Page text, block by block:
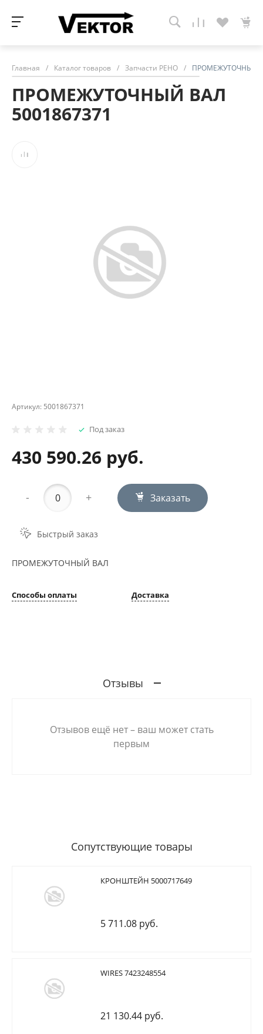
Главная / Каталог товаров / Запчасти РЕНО / ПРОМЕЖУТОЧНЫЙ
ПРОМЕЖУТОЧНЫЙ ВАЛ
5001867371
Артикул: 5001867371
Под заказ
430 590.26 руб.
- + Заказать
Быстрый заказ
ПРОМЕЖУТОЧНЫЙ ВАЛ
Способы оплаты Доставка
Отзывы
Отзывов ещё нет – ваш может стать
первым
Сопутствующие товары
КРОНШТЕЙН 5000717649
5 711.08 руб.
WIRES 7423248554
21 130.44 руб.